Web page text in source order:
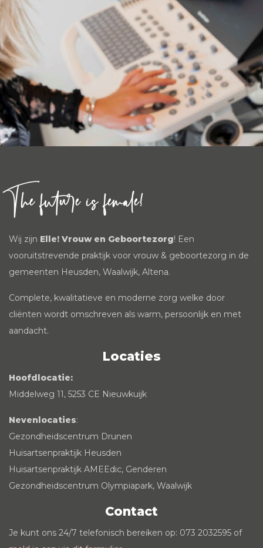
The future is female!
Wij zijn Elle! Vrouw en Geboortezorg! Een
vooruitstrevende praktijk voor vrouw & geboortezorg in de
gemeenten Heusden, Waalwijk, Altena.
Complete, kwalitatieve en moderne zorg welke door
cliënten wordt omschreven als warm, persoonlijk en met
aandacht.
Locaties
Hoofdlocatie:
Middelweg 11, 5253 CE Nieuwkuijk
Nevenlocaties:
Gezondheidscentrum Drunen
Huisartsenpraktijk Heusden
Huisartsenpraktijk AMEEdic, Genderen
Gezondheidscentrum Olympiapark, Waalwijk
Contact
Je kunt ons 24/7 telefonisch bereiken op: 073 2032595 of